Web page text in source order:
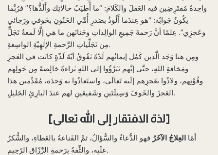
واحِدةٌ مُفتَرِضِين فيه العَقلَ والكَلامَ: “ما أَطيَبُ حالاتِك وأَلَذُّها؟” فرُبَّما
يكُونُ جَوابُه: “هو عِندَما أَلُوذُ بصَدرِ أُمِّي الحَنُونِ بخَوفي ورَجائي
وعَجزِي”. عِلمًا أنَّ رَحمةَ جَمِيعِ الوالِداتِ وحَنانَهن ما هي إلَّا لَمعةُ تَجَلٍّ
مِن تَجَلِّياتِ الرَّحمةِ الإلٰهِيّةِ الواسِعةِ.
ومِن هنا وَجَد الَّذين كَمُل إيمانُهم لَذّةً تَفُوقُ أيّةَ لَذّةٍ كانَت في العَجزِ
ومَخافةِ اللهِ، حتَّى إنَّهم تَبَرَّؤُوا إلى اللهِ بَراءةً خالِصةً مِن حَولِهم
وقُوَّتِهم، ولاذُوا بعَجزِهم إلَيه تَعالَى، واستَعاذُوا به وَحدَه، مُقَدِّمين هذا
العَجزَ والخَوفَ وَسِيلَتَينِ وشَفيعَينِ لهم عندَ البارِئِ الجَليلِ.
[لذة الافتقار إلى الله تعالى]
أمّا العِلاجُ الآخَرُ فهو الدُّعاءُ والسُّؤالُ، ثمَّ القَناعةُ بالعَطاءِ، والشُّكرُ
علَيه، والثِّقةُ برَحمةِ الرَّزّاقِ الرّحِيمِ.